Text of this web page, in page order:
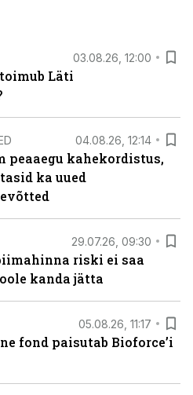
03.08.26, 12:00
Läti
04.08.26, 12:14
kahekordistus,
ka uued
29.07.26, 09:30
riski ei saa
kanda jätta
05.08.26, 11:17
fond paisutab Bioforce’i